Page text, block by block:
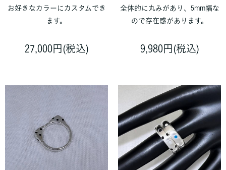
お好きなカラーにカスタムでき
ます。
27,000円(税込)
全体的に丸みがあり、5mm幅な
ので存在感があります。
9,980円(税込)